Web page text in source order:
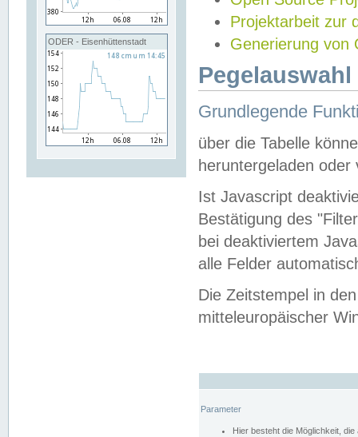
ODER - Eisenhüttenstadt
Projektarbeit zur
Generierung von
Grundlegende
über die Tabelle
heruntergeladen oder
Ist Javascript
Bestätigung des
bei deaktiviertem
alle Felder
Die Zeitstempel in
mitteleuropäischer
Parameter
Hier besteht die Möglichkeit,